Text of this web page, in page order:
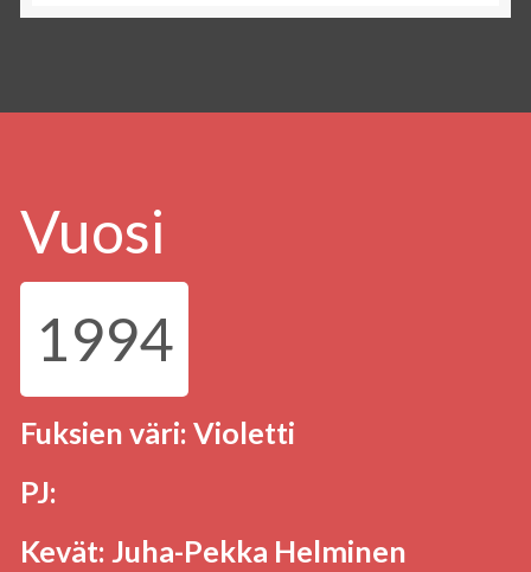
Vuosi
1994
Fuksien väri: Violetti
PJ:
Kevät: Juha-Pekka Helminen